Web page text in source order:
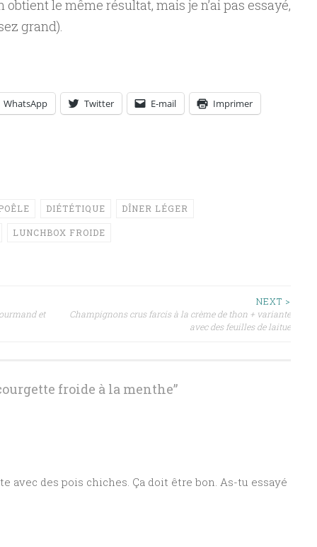
le même résultat, mais je n’ai pas essayé,
grand).
WhatsApp Twitter E-mail Imprimer
DIÉTÉTIQUE DÎNER LÉGER
LUNCHBOX FROIDE
et
NEXT >
Champignons crus farcis à la crème de thon + variante
avec des feuilles de laitue
froide à la menthe”
avec des pois chiches. Ça doit être bon. As-tu essayé